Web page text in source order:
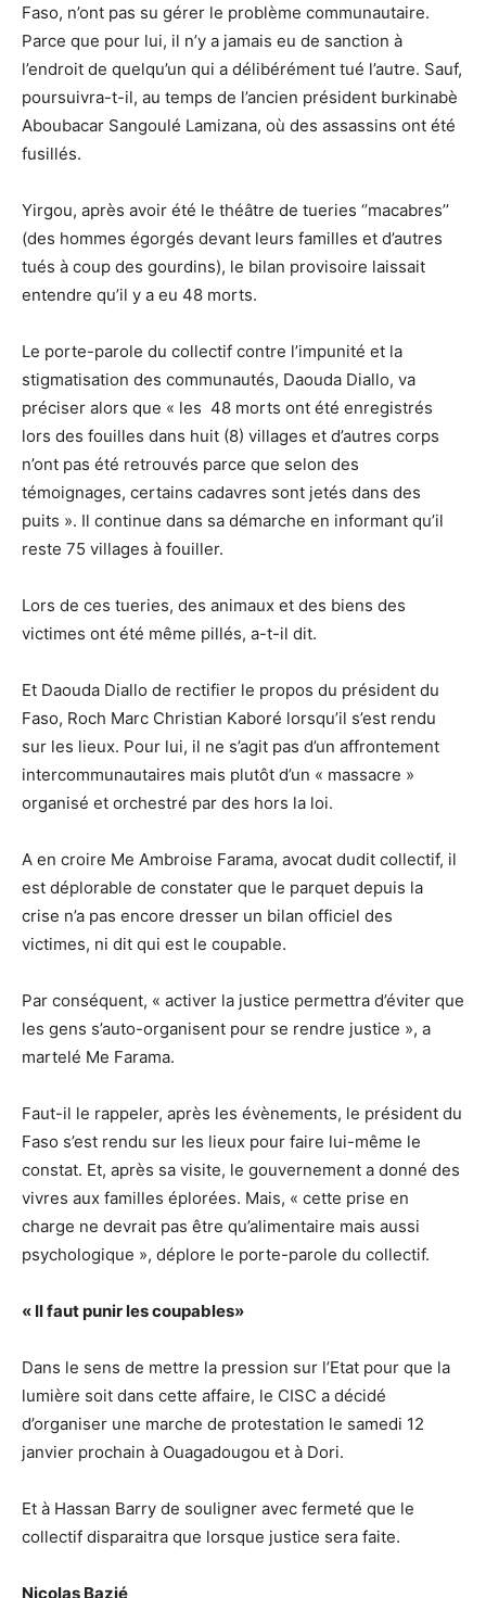
Faso, n’ont pas su gérer le problème communautaire.
Parce que pour lui, il n’y a jamais eu de sanction à
l’endroit de quelqu’un qui a délibérément tué l’autre. Sauf,
poursuivra-t-il, au temps de l’ancien président burkinabè
Aboubacar Sangoulé Lamizana, où des assassins ont été
fusillés.
Yirgou, après avoir été le théâtre de tueries ‘’macabres’’
(des hommes égorgés devant leurs familles et d’autres
tués à coup des gourdins), le bilan provisoire laissait
entendre qu’il y a eu 48 morts.
Le porte-parole du collectif contre l’impunité et la
stigmatisation des communautés, Daouda Diallo, va
préciser alors que « les 48 morts ont été enregistrés
lors des fouilles dans huit (8) villages et d’autres corps
n’ont pas été retrouvés parce que selon des
témoignages, certains cadavres sont jetés dans des
puits ». Il continue dans sa démarche en informant qu’il
reste 75 villages à fouiller.
Lors de ces tueries, des animaux et des biens des
victimes ont été même pillés, a-t-il dit.
Et Daouda Diallo de rectifier le propos du président du
Faso, Roch Marc Christian Kaboré lorsqu’il s’est rendu
sur les lieux. Pour lui, il ne s’agit pas d’un affrontement
intercommunautaires mais plutôt d’un « massacre »
organisé et orchestré par des hors la loi.
A en croire Me Ambroise Farama, avocat dudit collectif, il
est déplorable de constater que le parquet depuis la
crise n’a pas encore dresser un bilan officiel des
victimes, ni dit qui est le coupable.
Par conséquent, « activer la justice permettra d’éviter que
les gens s’auto-organisent pour se rendre justice », a
martelé Me Farama.
Faut-il le rappeler, après les évènements, le président du
Faso s’est rendu sur les lieux pour faire lui-même le
constat. Et, après sa visite, le gouvernement a donné des
vivres aux familles éplorées. Mais, « cette prise en
charge ne devrait pas être qu’alimentaire mais aussi
psychologique », déplore le porte-parole du collectif.
« Il faut punir les coupables»
Dans le sens de mettre la pression sur l’Etat pour que la
lumière soit dans cette affaire, le CISC a décidé
d’organiser une marche de protestation le samedi 12
janvier prochain à Ouagadougou et à Dori.
Et à Hassan Barry de souligner avec fermeté que le
collectif disparaitra que lorsque justice sera faite.
Nicolas Bazié